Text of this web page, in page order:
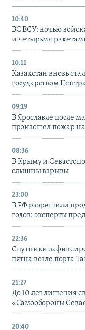
10:40
ВС ВСУ: ночью
и четырьмя
10:11
Казахстан вновь
государством
09:19
В Ярославле после
произошел пожар
08:36
В Крыму и
слышны взрывы
23:00
В РФ разрешили
годов: эксперты
22:36
Спутники
пятна возле порта
21:27
До 10 лет лишения
«Самообороны
20:40